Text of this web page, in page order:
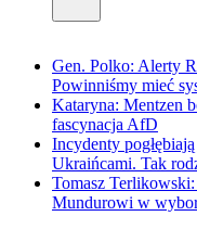
Gen. Polko: Alerty
Powinniśmy mieć
Kataryna: Mentzen
fascynacja AfD
Incydenty
Ukraińcami. Tak
Tomasz
Mundurowi w